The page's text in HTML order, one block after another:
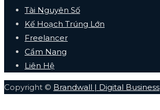
Tài Nguyên Số
Kế Hoạch Trúng Lớn
Freelancer
Cẩm Nang
Liên Hệ
Copyright © Brandwall | Digital Business